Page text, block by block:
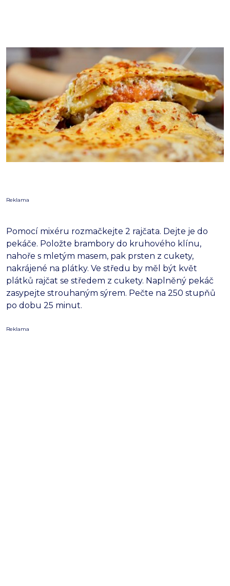
Reklama
Pomocí mixéru rozmačkejte 2 rajčata. Dejte je do
pekáče. Položte brambory do kruhového klínu,
nahoře s mletým masem, pak prsten z cukety,
nakrájené na plátky. Ve středu by měl být květ
plátků rajčat se středem z cukety. Naplněný pekáč
zasypejte strouhaným sýrem. Pečte na 250 stupňů
po dobu 25 minut.
Reklama